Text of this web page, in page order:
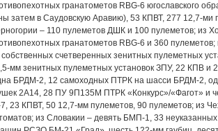
гранатометов RBG-6 югославского
затем в Саудовскую Аравию), 53 КПВТ, 277 12,7-ми
– 110 пулеметов ДШК и 100 пулеметов; из
гранатометов RBG-6 и 360
счетверенных зенитных пулеметных
мм зенитных пулеметных установок ЗПУ, 22 КПВ и
БРДМ-2, 12 самоходных ПТРК на шасси БРДМ-2,
2А14, 28 ПУ 9П135М ПТРК «Конкурс»/«Фагот» и
23 КПВТ, 50 12,7-мм пулеметов, 90 пулеметов; из
из Словакии – девять БМП-1, 33 неуказанных